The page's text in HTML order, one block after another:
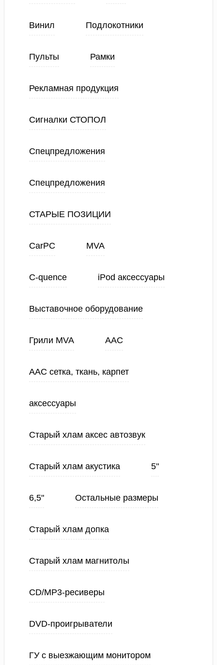
Винил Подлокотники
Пульты Рамки
Рекламная продукция
Сигналки СТОПОЛ
Спецпредложения
Спецпредложения
СТАРЫЕ ПОЗИЦИИ
CarPC MVA
C-quence iPod аксессуары
Выставочное оборудование
Грили MVA ААС
ААС сетка, ткань, карпет
аксессуары
Старый хлам аксес автозвук
Старый хлам акустика 5"
6,5" Остальные размеры
Старый хлам допка
Старый хлам магнитолы
CD/MP3-ресиверы
DVD-проигрыватели
ГУ с выезжающим монитором